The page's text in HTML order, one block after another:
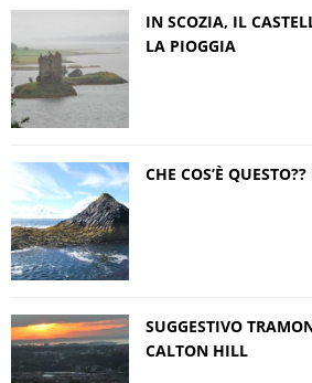
IN SCOZIA, IL
LA PIOGGIA
CHE COS’È
SUGGESTIVO
CALTON HILL